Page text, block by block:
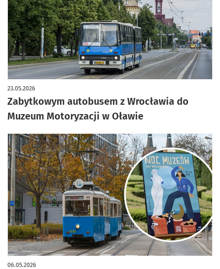
Zabytkowym autobusem z Wrocławia do
Muzeum Motoryzacji w Oławie
23.05.2026
06.05.2026